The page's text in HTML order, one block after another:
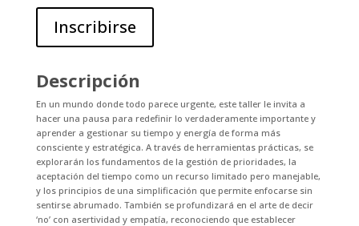
Inscribirse
Descripción
En un mundo donde todo parece urgente, este taller le invita a
hacer una pausa para redefinir lo verdaderamente importante y
aprender a gestionar su tiempo y energía de forma más
consciente y estratégica. A través de herramientas prácticas, se
explorarán los fundamentos de la gestión de prioridades, la
aceptación del tiempo como un recurso limitado pero manejable,
y los principios de una simplificación que permite enfocarse sin
sentirse abrumado. También se profundizará en el arte de decir
‘no’ con asertividad y empatía, reconociendo que establecer